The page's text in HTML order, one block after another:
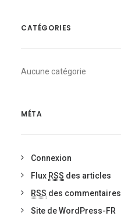
CATÉGORIES
Aucune catégorie
MÉTA
Connexion
Flux RSS des articles
RSS des commentaires
Site de WordPress-FR